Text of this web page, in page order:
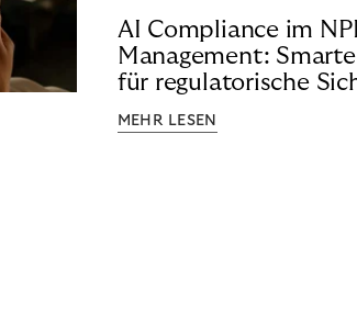
AI Compliance im
Management:
für regulatorische
MEHR LESEN